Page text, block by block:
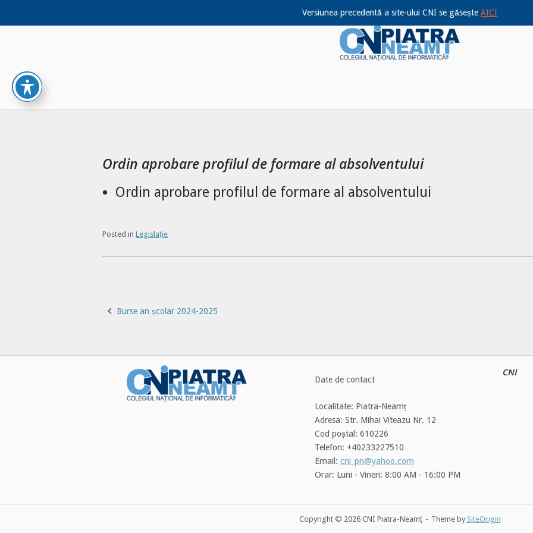
Versiunea precedentă a site-ului CNI se găsește AICI
Home
Ordin aprobare profilul de formare al absolventului
Ordin aprobare profilul de formare al absolventului
Posted in Legislație
Post
Burse an școlar 2024-2025
Date de contact
Localitate: Piatra-Neamț
Adresa: Str. Mihai Viteazu Nr. 12
Cod poștal: 610226
Telefon: +40233227510
Email: cni_pn@yahoo.com
Orar: Luni - Vineri: 8:00 AM - 16:00 PM
CNI
Copyright © 2026 CNI Piatra-Neamț Theme by SiteOrigin